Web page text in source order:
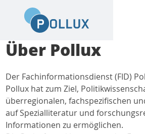
Über Pollux
Der Fachinformationsdienst (FID)
Pollux hat zum Ziel,
überregionalen, fachspezifischen
auf Spezialliteratur und
Informationen zu ermöglichen.